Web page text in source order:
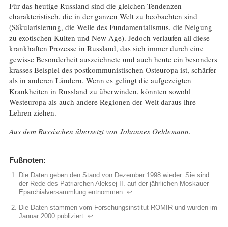
Für das heutige Russland sind die gleichen Tendenzen
charakteristisch, die in der ganzen Welt zu beobachten sind
(Säkularisierung, die Welle des Fundamentalismus, die Neigung
zu exotischen Kulten und New Age). Jedoch verlaufen all diese
krankhaften Prozesse in Russland, das sich immer durch eine
gewisse Besonderheit auszeichnete und auch heute ein besonders
krasses Beispiel des postkommunistischen Osteuropa ist, schärfer
als in anderen Ländern. Wenn es gelingt die aufgezeigten
Krankheiten in Russland zu überwinden, könnten sowohl
Westeuropa als auch andere Regionen der Welt daraus ihre
Lehren ziehen.
Aus dem Russischen übersetzt von Johannes Oeldemann.
Fußnoten:
Die Daten geben den Stand von Dezember 1998 wieder. Sie sind
der Rede des Patriarchen Aleksej II. auf der jährlichen Moskauer
Eparchialversammlung entnommen.↩︎
Die Daten stammen vom Forschungsinstitut ROMIR und wurden im
Januar 2000 publiziert.↩︎